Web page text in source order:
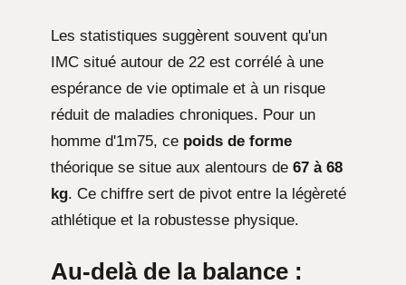
Les statistiques suggèrent souvent qu'un
IMC situé autour de 22 est corrélé à une
espérance de vie optimale et à un risque
réduit de maladies chroniques. Pour un
homme d'1m75, ce poids de forme
théorique se situe aux alentours de 67 à 68
kg. Ce chiffre sert de pivot entre la légèreté
athlétique et la robustesse physique.
Au-delà de la balance :